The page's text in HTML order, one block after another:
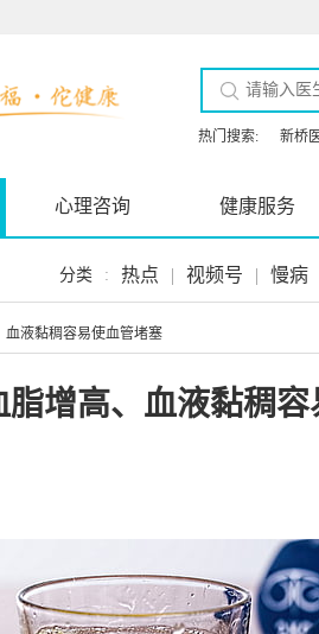
热门搜索: 新桥
心理咨询 健康服务
分类 : 热点 | 视频号 | 慢病
血液黏稠容易使血管堵塞
脂增高、血液黏稠